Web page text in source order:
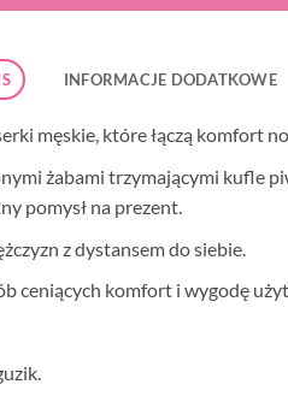
INFORMACJE DODATKOWE
męskie, które łączą komfort
żabami trzymającymi kufle
pomysł na prezent.
z dystansem do siebie.
ceniących komfort i wygodę